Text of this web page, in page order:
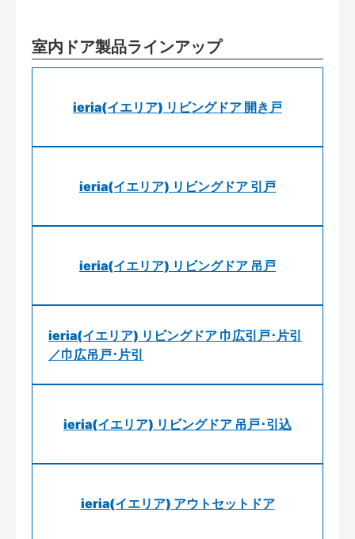
室内ドア製品ラインアップ
ieria(イエリア) リビングドア 開き戸
ieria(イエリア) リビングドア 引戸
ieria(イエリア) リビングドア 吊戸
ieria(イエリア) リビングドア 巾広引戸･片引
／巾広吊戸･片引
ieria(イエリア) リビングドア 吊戸･引込
ieria(イエリア) アウトセットドア